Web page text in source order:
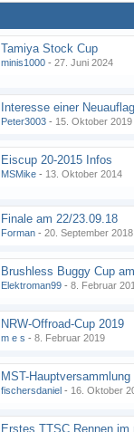
Tamiya Stock Cup
minis1000 - 27. Juni 2024
Interesse einer
Peter3003 - 15. Oktober 2019
Eiscup 20-2015 Infos
MSMike - 13. Oktober 2014
Finale am 22/23.09.18
Forman - 20. September 2018
Elektroman99 - 8. Februar
NRW-Offroad-Cup 2019
m e s - 8. Februar 2019
MST-
fischersdaniel - 16. Oktober